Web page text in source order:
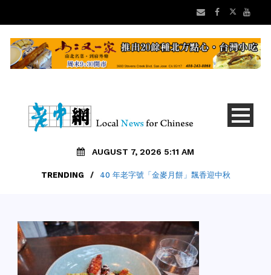
AUGUST 7, 2026 5:11 AM
TRENDING / 40 年老字號「金麥月餅」飄香迎中秋